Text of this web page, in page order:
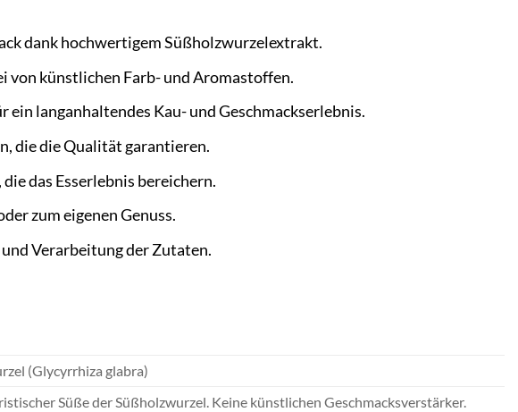
dank hochwertigem Süßholzwurzelextrakt.
von künstlichen Farb- und Aromastoffen.
ein langanhaltendes Kau- und Geschmackserlebnis.
die die Qualität garantieren.
das Esserlebnis bereichern.
zum eigenen Genuss.
Verarbeitung der Zutaten.
(Glycyrrhiza glabra)
Süße der Süßholzwurzel. Keine künstlichen Geschmacksverstärker.